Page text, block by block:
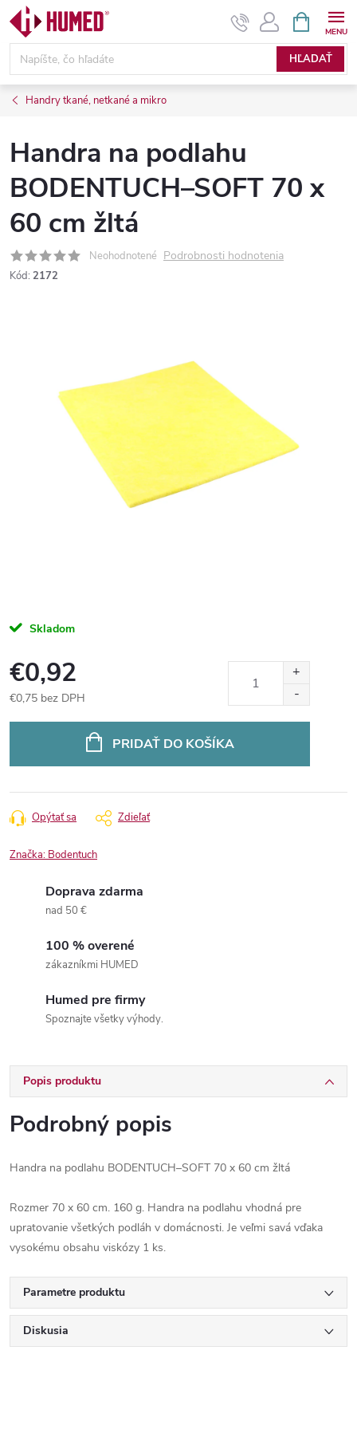
Prejsť
obsah
HĽADAŤ
KOŠÍK
Handry tkané, netkané a mikro
Handra na podlahu
BODENTUCH–SOFT 70 x
60 cm žltá
Neohodnotené Podrobnosti hodnotenia
Kód: 2172
Skladom
€0,92
€0,75 bez DPH
PRIDAŤ DO KOŠÍKA
Opýtať sa Zdieľať
Značka: Bodentuch
Doprava zdarma
nad 50 €
100 % overené
zákazníkmi HUMED
Humed pre firmy
Spoznajte všetky výhody.
Popis produktu
Podrobný popis
Handra na podlahu BODENTUCH–SOFT 70 x 60 cm žltá
Rozmer 70 x 60 cm. 160 g. Handra na podlahu vhodná pre
upratovanie všetkých podláh v domácnosti. Je veľmi savá vďaka
vysokému obsahu viskózy 1 ks.
Parametre produktu
Diskusia